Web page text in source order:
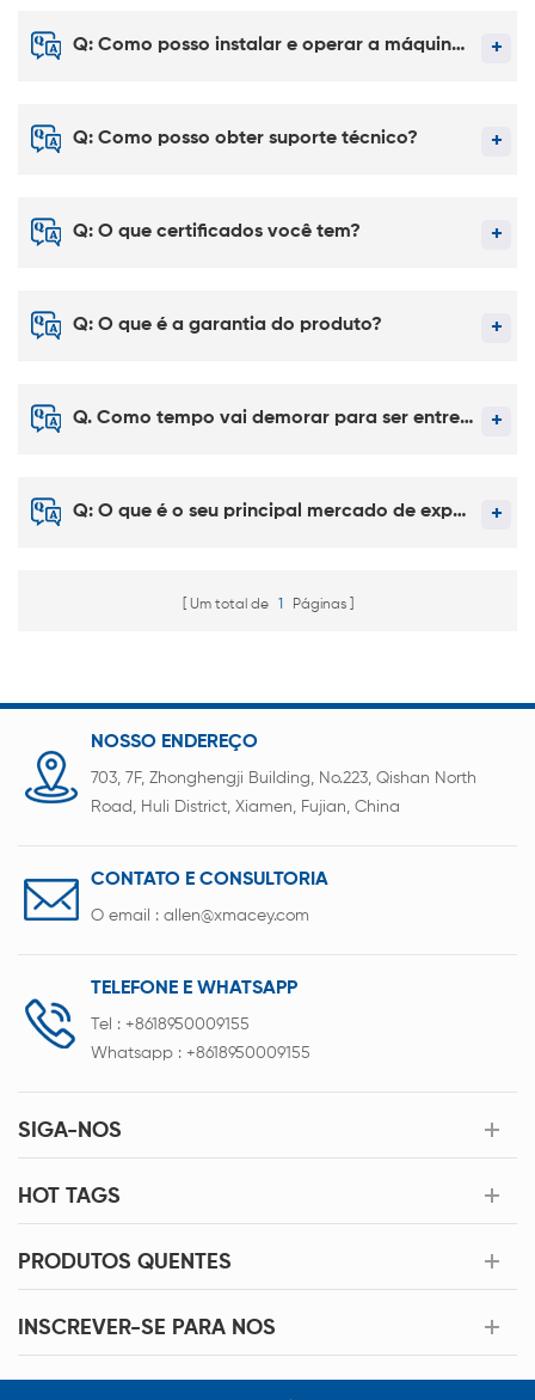
Q: Como posso instalar e operar a máquina sozinho?
Q: Como posso obter suporte técnico?
Q: O que certificados você tem?
Q: O que é a garantia do produto?
Q. Como tempo vai demorar para ser entregue?
Q: O que é o seu principal mercado de exportação?
Um total de 1 Páginas
NOSSO ENDEREÇO
703, 7F, Zhonghengji Building, No.223, Qishan North
Road, Huli District, Xiamen, Fujian, China
CONTATO E CONSULTORIA
O email : allen@xmacey.com
TELEFONE E WHATSAPP
Tel : +8618950009155
Whatsapp : +8618950009155
SIGA-NOS
HOT TAGS
PRODUTOS QUENTES
INSCREVER-SE PARA NOS